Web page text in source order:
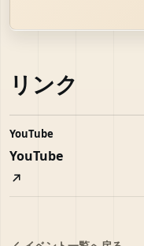
リンク
YouTube
YouTube